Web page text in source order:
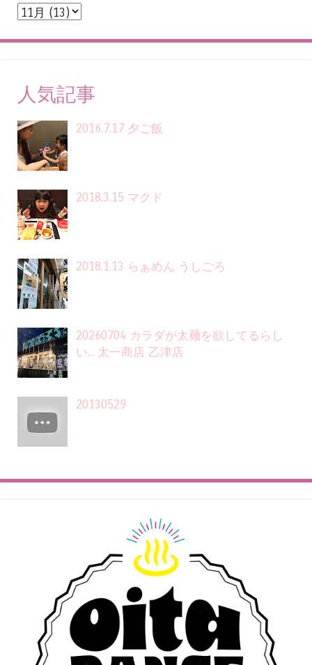
人気記事
2016.7.17 夕ご飯
2018.3.15 マクド
2018.1.13 らぁめん うしごろ
20260704 カラダが太麺を欲してるらし
い... 太一商店 乙津店
20130529